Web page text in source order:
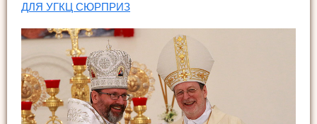
ДЛЯ УГКЦ СЮРПРИЗ